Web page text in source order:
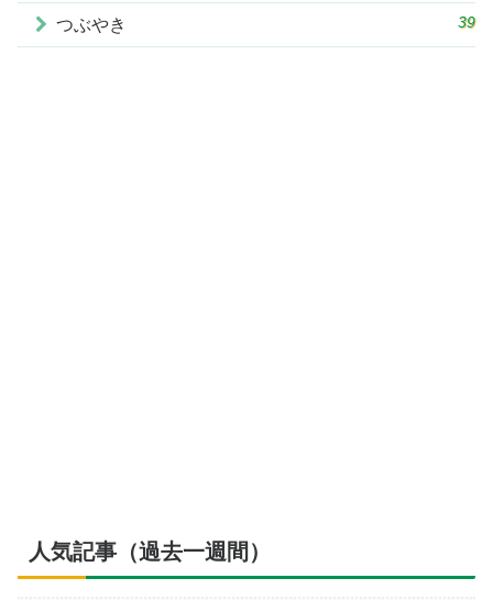
つぶやき 39
人気記事（過去一週間）